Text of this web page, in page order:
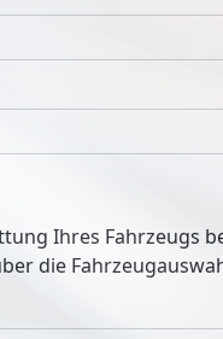
Ihres Fahrzeugs
die